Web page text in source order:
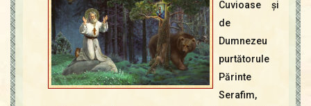
Icoane
Mărgăritare
Calendar
Glosar
Contact
Cuvioase și
de
Dumnezeu
purtătorule
Părinte
Serafim,